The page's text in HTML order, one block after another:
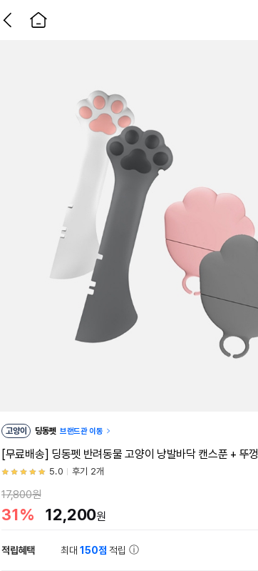
고양이 딩동펫 브랜드관 이동
[무료배송] 딩동펫 반려동물 고양이 냥발바닥 캔스푼 + 뚜껑
5.0 후기 2개
17,800원
31% 12,200원
적립혜택 최대150점 적립